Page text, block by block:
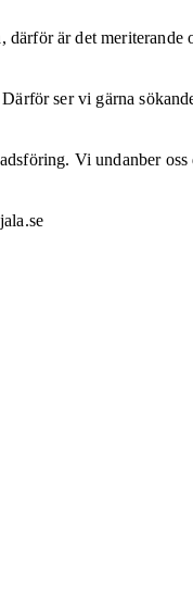
är det meriterande
ser vi gärna
Vi undanber